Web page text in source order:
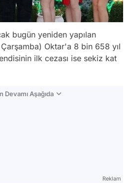
bugün yeniden yapılan
Oktar'a 8 bin 658 yıl
ilk cezası ise sekiz kat
Devamı Aşağıda
Reklam